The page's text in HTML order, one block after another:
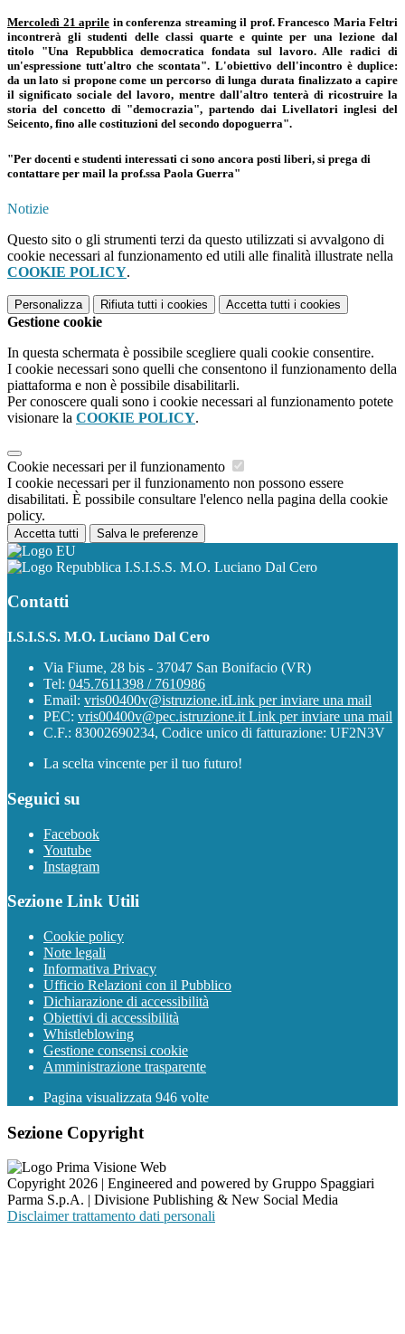
Mercoledì 21 aprile in conferenza streaming il prof. Francesco Maria Feltri
incontrerà gli studenti delle classi quarte e quinte per una lezione dal
titolo "Una Repubblica democratica fondata sul lavoro. Alle radici di
un'espressione tutt'altro che scontata". L'obiettivo dell'incontro è duplice:
da un lato si propone come un percorso di lunga durata finalizzato a capire
il significato sociale del lavoro, mentre dall'altro tenterà di ricostruire la
storia del concetto di "democrazia", partendo dai Livellatori inglesi del
Seicento, fino alle costituzioni del secondo dopoguerra".
"Per docenti e studenti interessati ci sono ancora posti liberi, si prega di
contattare per mail la prof.ssa Paola Guerra"
Notizie
Questo sito o gli strumenti terzi da questo utilizzati si avvalgono di
cookie necessari al funzionamento ed utili alle finalità illustrate nella
COOKIE POLICY.
Personalizza Rifiuta tutti i cookies Accetta tutti i cookies
Gestione cookie
In questa schermata è possibile scegliere quali cookie consentire.
I cookie necessari sono quelli che consentono il funzionamento della
piattaforma e non è possibile disabilitarli.
Per conoscere quali sono i cookie necessari al funzionamento potete
visionare la COOKIE POLICY.
Cookie necessari per il funzionamento
I cookie necessari per il funzionamento non possono essere
disabilitati. È possibile consultare l'elenco nella pagina della cookie
policy.
Accetta tutti Salva le preferenze
I.S.I.S.S. M.O. Luciano Dal Cero
Contatti
I.S.I.S.S. M.O. Luciano Dal Cero
Via Fiume, 28 bis - 37047 San Bonifacio (VR)
Tel: 045.7611398 / 7610986
Email: vris00400v@istruzione.itLink per inviare una mail
PEC: vris00400v@pec.istruzione.it Link per inviare una mail
C.F.: 83002690234, Codice unico di fatturazione: UF2N3V
La scelta vincente per il tuo futuro!
Seguici su
Facebook
Youtube
Instagram
Sezione Link Utili
Cookie policy
Note legali
Informativa Privacy
Ufficio Relazioni con il Pubblico
Dichiarazione di accessibilità
Obiettivi di accessibilità
Whistleblowing
Gestione consensi cookie
Amministrazione trasparente
Pagina visualizzata 946 volte
Sezione Copyright
Copyright 2026 | Engineered and powered by Gruppo Spaggiari
Parma S.p.A. | Divisione Publishing & New Social Media
Disclaimer trattamento dati personali